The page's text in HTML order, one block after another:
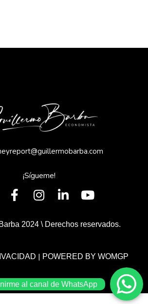
¡Sígueme!
2024 \ Derechos reservados.
| POWERED BY WOMGP
al canal de WhatsApp